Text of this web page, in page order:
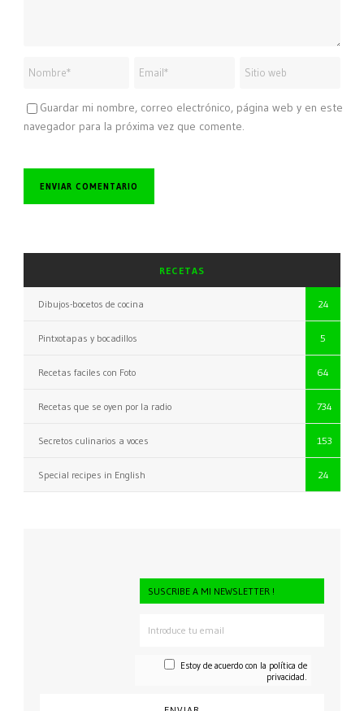
Guardar mi nombre, correo electrónico, página web y en este
navegador para la próxima vez que comente.
RECETAS
Dibujos-bocetos de cocina 24
Pintxotapas y bocadillos 5
Recetas faciles con Foto 64
Recetas que se oyen por la radio 734
Secretos culinarios a voces 153
Special recipes in English 24
SUSCRIBE A MI NEWSLETTER !
Estoy de acuerdo con la política de
privacidad.